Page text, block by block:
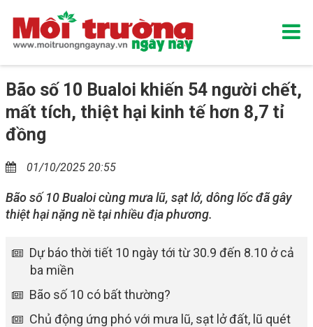
Bão số 10 Bualoi khiến 54 người chết,
mất tích, thiệt hại kinh tế hơn 8,7 tỉ
đồng
01/10/2025 20:55
Bão số 10 Bualoi cùng mưa lũ, sạt lở, dông lốc đã gây
thiệt hại nặng nề tại nhiều địa phương.
Dự báo thời tiết 10 ngày tới từ 30.9 đến 8.10 ở cả
ba miền
Bão số 10 có bất thường?
Chủ động ứng phó với mưa lũ, sạt lở đất, lũ quét